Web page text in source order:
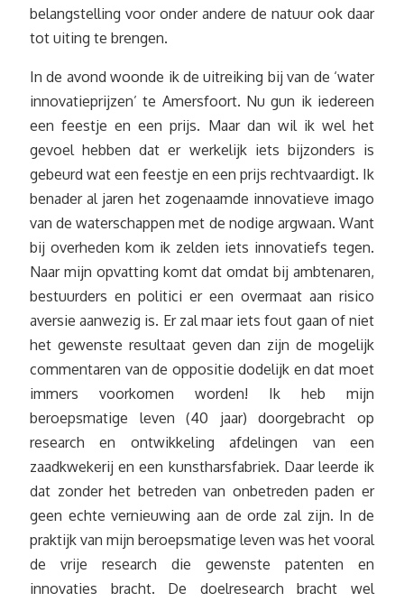
belangstelling voor onder andere de natuur ook daar
tot uiting te brengen.
In de avond woonde ik de uitreiking bij van de ‘water
innovatieprijzen’ te Amersfoort. Nu gun ik iedereen
een feestje en een prijs. Maar dan wil ik wel het
gevoel hebben dat er werkelijk iets bijzonders is
gebeurd wat een feestje en een prijs rechtvaardigt. Ik
benader al jaren het zogenaamde innovatieve imago
van de waterschappen met de nodige argwaan. Want
bij overheden kom ik zelden iets innovatiefs tegen.
Naar mijn opvatting komt dat omdat bij ambtenaren,
bestuurders en politici er een overmaat aan risico
aversie aanwezig is. Er zal maar iets fout gaan of niet
het gewenste resultaat geven dan zijn de mogelijk
commentaren van de oppositie dodelijk en dat moet
immers voorkomen worden! Ik heb mijn
beroepsmatige leven (40 jaar) doorgebracht op
research en ontwikkeling afdelingen van een
zaadkwekerij en een kunstharsfabriek. Daar leerde ik
dat zonder het betreden van onbetreden paden er
geen echte vernieuwing aan de orde zal zijn. In de
praktijk van mijn beroepsmatige leven was het vooral
de vrije research die gewenste patenten en
innovaties bracht. De doelresearch bracht wel